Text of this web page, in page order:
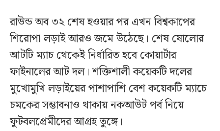
রাউন্ড অব ৩২ শেষ হওয়ার পর এখন বিশ্বকাপের
শিরোপা লড়াই আরও জমে উঠেছে। শেষ ষোলোর
আটটি ম্যাচ থেকেই নির্ধারিত হবে কোয়ার্টার
ফাইনালের আট দল। শক্তিশালী কয়েকটি দলের
মুখোমুখি লড়াইয়ের পাশাপাশি বেশ কয়েকটি ম্যাচে
চমকের সম্ভাবনাও থাকায় নকআউট পর্ব নিয়ে
ফুটবলপ্রেমীদের আগ্রহ তুঙ্গে।